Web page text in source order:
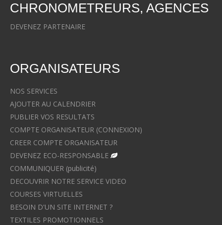
CHRONOMETREURS, AGENCES
DEVENEZ PARTENAIRE
ORGANISATEURS
NOS SERVICES
AJOUTER AU CALENDRIER
PUBLIER VOS RESULTATS
COMPTE ORGANISATEUR (CONNEXION)
CREER COMPTE ORGANISATEUR
DEVENEZ ECO-RESPONSABLE
COMMUNIQUER (publicité)
DECOUVRIR NOTRE SERVICE VIDEO
COURSES VIRTUELLES
BESOIN D'UN SITE INTERNET ?
TEXTILES PROMOTIONNELS